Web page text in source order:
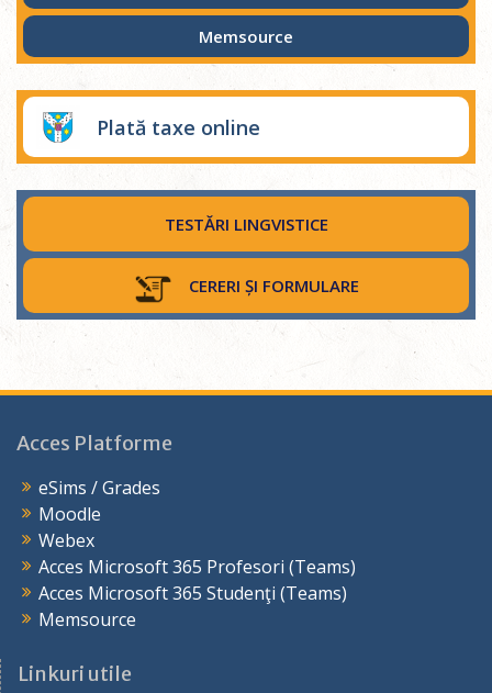
Memsource
Plată taxe online
TESTĂRI LINGVISTICE
CERERI ȘI FORMULARE
Acces Platforme
eSims / Grades
Moodle
Webex
Acces Microsoft 365 Profesori (Teams)
Acces Microsoft 365 Studenţi (Teams)
Memsource
Linkuri utile